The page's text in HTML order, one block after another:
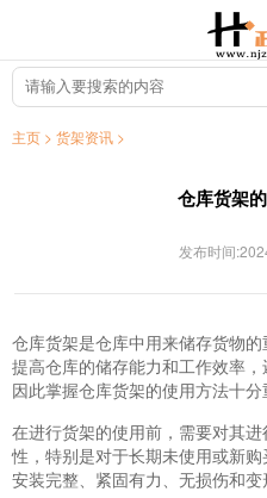
主页 > 货架资讯 >
仓库货架
发布时间
仓库货架是仓库中用来储存货物
提高仓库的储存能力和工作效率
因此掌握仓库货架的使用方法十分
在进行货架的使用前，需要对其
性，特别是对于长期未使用或新
安装完整、紧固有力、无损伤和变